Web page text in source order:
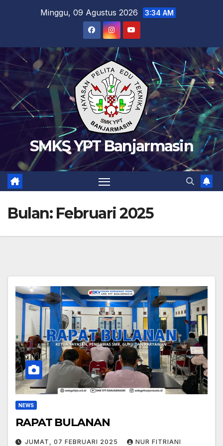
Minggu, 09 Agustus 2026 3:34 AM
SMKS YPT Banjarmasin
Bulan: Februari 2025
NEWS
RAPAT BULANAN
JUMAT, 07 FEBRUARI 2025 NUR FITRIANI